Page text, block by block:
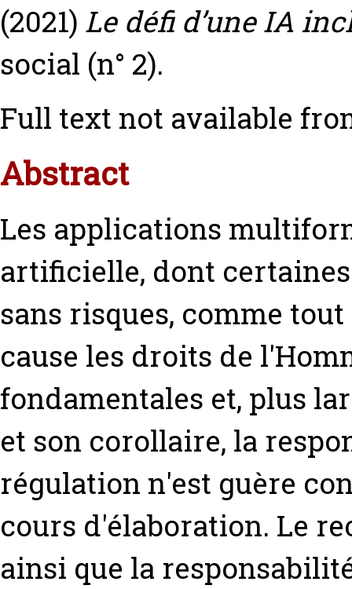
(2021) Le défi d’une IA
social (n° 2).
Full text not available
Abstract
Les applications
artificielle, dont
sans risques, comme
cause les droits de
fondamentales et, plus
et son corollaire, la
régulation n'est guère
cours d'élaboration. Le
ainsi que la